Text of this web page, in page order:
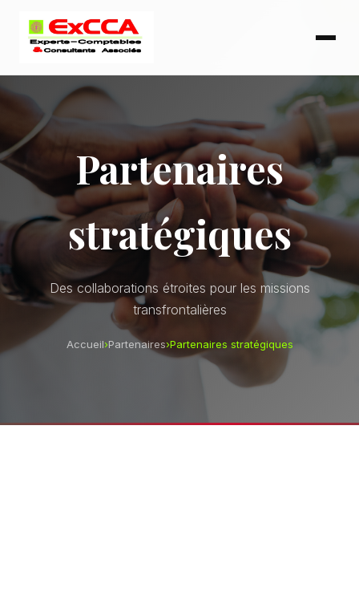
Partenaires
stratégiques
Des collaborations étroites pour les missions
transfrontalières
Accueil›Partenaires›Partenaires stratégiques